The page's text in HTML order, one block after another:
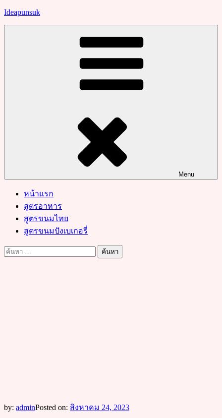
Skip
Ideapunsuk
Menu
หน้าแรก
สูตรอาหาร
สูตรขนมไทย
สูตรขนมปังเบเกอรี่
ค้นหา
by: adminPosted on: สิงหาคม 24, 2023